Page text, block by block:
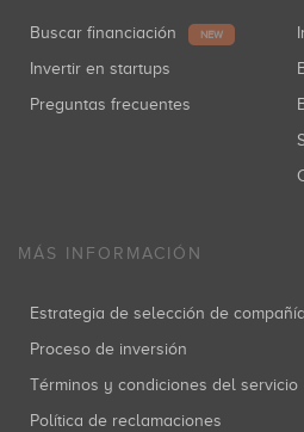
Buscar financiación NEW
Invertir en startups
Preguntas frecuentes
MÁS INFORMACIÓN
Estrategia de selección de
Proceso de inversión
Términos y condiciones del servicio
Política de reclamaciones